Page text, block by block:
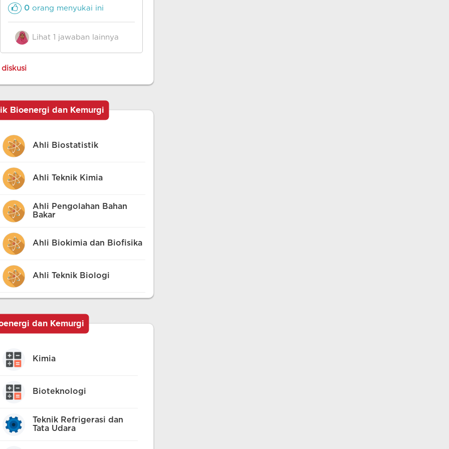
0 orang menyukai ini
Lihat 1 jawaban lainnya
Bioenergi dan Kemurgi
Ahli Biostatistik
Ahli Teknik Kimia
Ahli Pengolahan Bahan
Bakar
Ahli Biokimia dan Biofisika
Ahli Teknik Biologi
dan Kemurgi
Kimia
Bioteknologi
Teknik Refrigerasi dan
Tata Udara